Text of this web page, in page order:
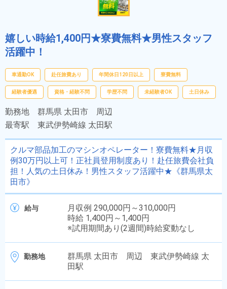
嬉しい時給1,400円★寮費無料★男性スタッフ
活躍中！
車通勤OK 赴任旅費あり 年間休日120日以上 寮費無料
経験者優遇 資格・経験不問 学歴不問 未経験者OK 土日休み
勤務地 群馬県 太田市 周辺
最寄駅 東武伊勢崎線 太田駅
クルマ部品加工のマシンオペレーター！寮費無料★月収
例30万円以上可！正社員登用制度あり！赴任旅費会社負
担！人気の土日休み！男性スタッフ活躍中★《群馬県太
田市》
給与
月収例 290,000円～310,000円
時給 1,400円～1,400円
※試用期間あり(2週間)時給変動なし
勤務地
群馬県 太田市 周辺 東武伊勢崎線 太
田駅